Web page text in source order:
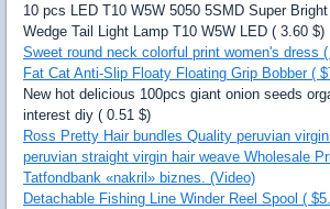
10 pcs LED T10 W5W 5050 5SMD Super
Wedge Tail Light Lamp T10 W5W LED ( 3.60 $)
Sweet round neck colorful print women's dress
Fat Cat Anti-Slip Floaty Floating Grip Bobber (
New hot delicious 100pcs giant onion seeds
interest diy ( 0.51 $)
Ross Pretty Hair bundles Quality peruvian
peruvian straight virgin hair weave Wholesale
Tatfondbank «nakril» biznes. (Video)
Detachable Fishing Line Winder Reel Spool (